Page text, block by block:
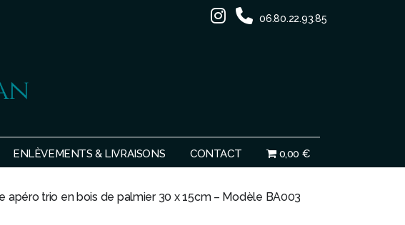
06.80.22.93.85
ENLÈVEMENTS & LIVRAISONS CONTACT 0,00 €
trio en bois de palmier 30 x 15cm – Modèle BA003